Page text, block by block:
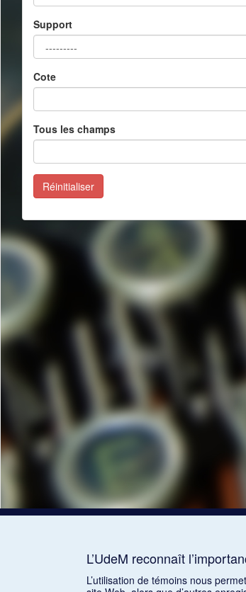
Support
Cote
Tous les champs
Réinitialiser
L’UdeM reconnaît
L’utilisation de témoins nous